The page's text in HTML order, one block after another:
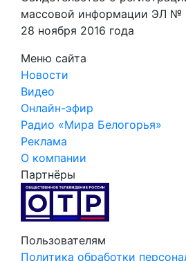
массовой информации ЭЛ №
28 ноября 2016 года
Меню сайта
Новости
Видео
Онлайн-эфир
Радио «Мира Белогорья»
Реклама
О компании
Партнёры
Пользователям
Политика обработки